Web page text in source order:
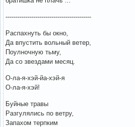
-------------------------------------------
Распахнуть бы окно,
Да впустить вольный ветер,
Поулночную тьму,
Да со звездами месяц.
О-ла-я-хэй-йа-хэй-я
О-ла-я-хэй!
Буйные травы
Разгулялись по ветру,
Запахом терпким